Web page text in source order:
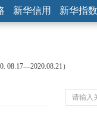
新华信用 新华指数
08.17—2020.08.21）